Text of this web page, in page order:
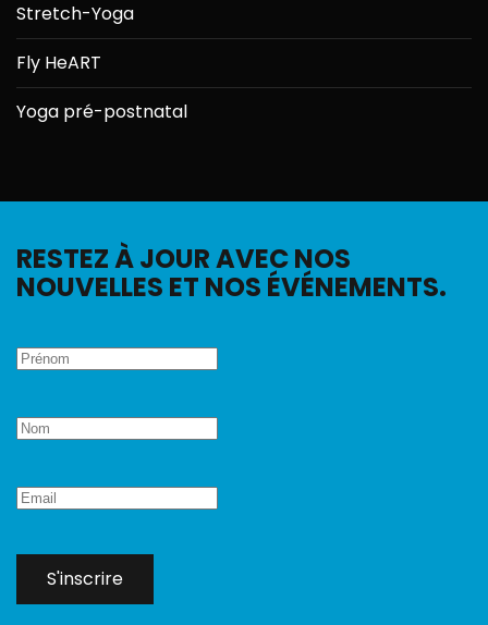
Stretch-Yoga
Fly HeART
Yoga pré-postnatal
RESTEZ À JOUR AVEC NOS
NOUVELLES ET NOS ÉVÉNEMENTS.
S'inscrire